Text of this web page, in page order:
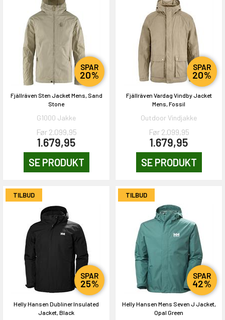
SPAR
20%
Fjällräven Sten Jacket Mens, Sand
Stone
G1000 Jakke
Før 2.099,95
1.679,95
SE PRODUKT
SPAR
20%
Fjällräven Vardag Vindby Jacket
Mens, Fossil
Outdoor Vindjakke
Før 2.099,95
1.679,95
SE PRODUKT
TILBUD
SPAR
25%
Helly Hansen Dubliner Insulated
Jacket, Black
TILBUD
SPAR
42%
Helly Hansen Mens Seven J Jacket,
Opal Green